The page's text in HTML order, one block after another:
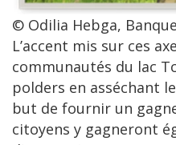
© Odilia Hebga,
L’accent mis sur ces
communautés du lac
polders en asséchant
but de fournir un
citoyens y gagneront